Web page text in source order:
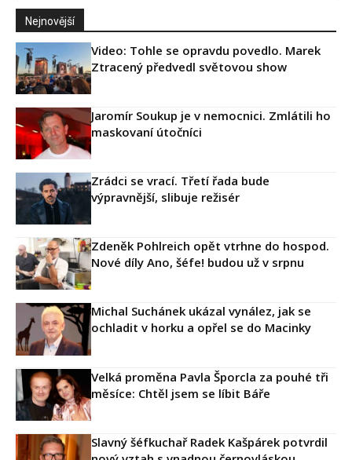
Nejnovější
Video: Tohle se opravdu povedlo. Marek
Ztracený předvedl světovou show
Jaromír Soukup je v nemocnici. Zmlátili ho
maskovaní útočníci
Zrádci se vrací. Třetí řada bude
výpravnější, slibuje režisér
Zdeněk Pohlreich opět vtrhne do hospod.
Nové díly Ano, šéfe! budou už v srpnu
Michal Suchánek ukázal vynález, jak se
ochladit v horku a opřel se do Macinky
Velká proměna Pavla Šporcla za pouhé tři
měsíce: Chtěl jsem se líbit Báře
Slavný šéfkuchař Radek Kašpárek potvrdil